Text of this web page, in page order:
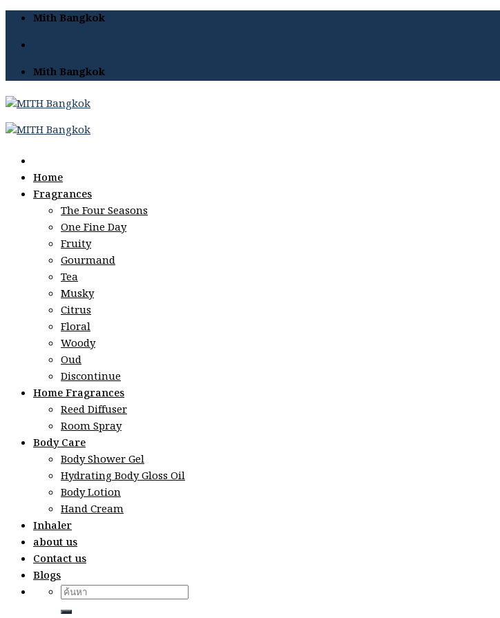
Skip
content
Mith Bangkok
Mith Bangkok
Home
Fragrances
The Four Seasons
One Fine Day
Fruity
Gourmand
Tea
Musky
Citrus
Floral
Woody
Oud
Discontinue
Home Fragrances
Reed Diffuser
Room Spray
Body Care
Body Shower Gel
Hydrating Body Gloss Oil
Body Lotion
Hand Cream
Inhaler
about us
Contact us
Blogs
Search
for: